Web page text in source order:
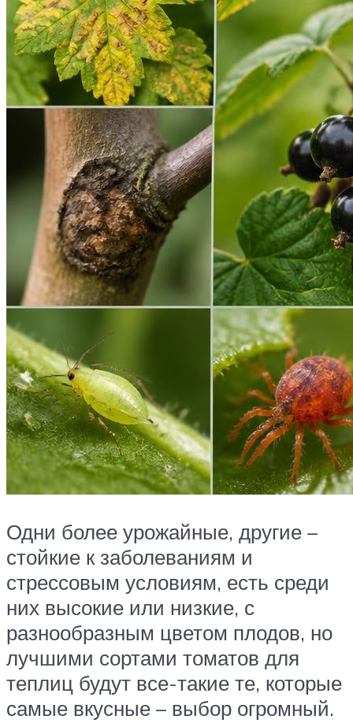
Одни более урожайные, другие –
стойкие к заболеваниям и
стрессовым условиям, есть среди
них высокие или низкие, с
разнообразным цветом плодов, но
лучшими сортами томатов для
теплиц будут все-такие те, которые
самые вкусные – выбор огромный.